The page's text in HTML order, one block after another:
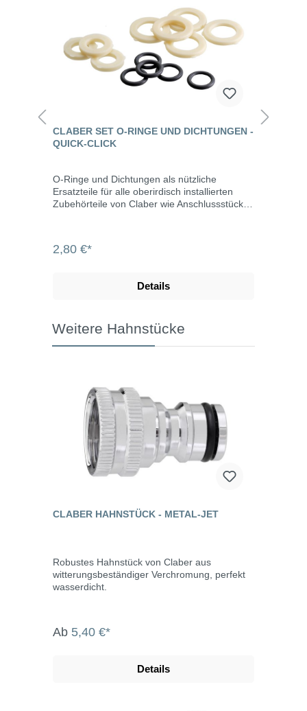
CLABER SET O-RINGE UND DICHTUNGEN -
QUICK-CLICK
O-Ringe und Dichtungen als nützliche
Ersatzteile für alle oberirdisch installierten
Zubehörteile von Claber wie Anschlussstücke,
allen gängigen Stecksystemen, z.B. von
2,80 €*
Details
Weitere Hahnstücke
CLABER HAHNSTÜCK - METAL-JET
Robustes Hahnstück von Claber aus
witterungsbeständiger Verchromung, perfekt
wasserdicht.
Ab 5,40 €*
Details